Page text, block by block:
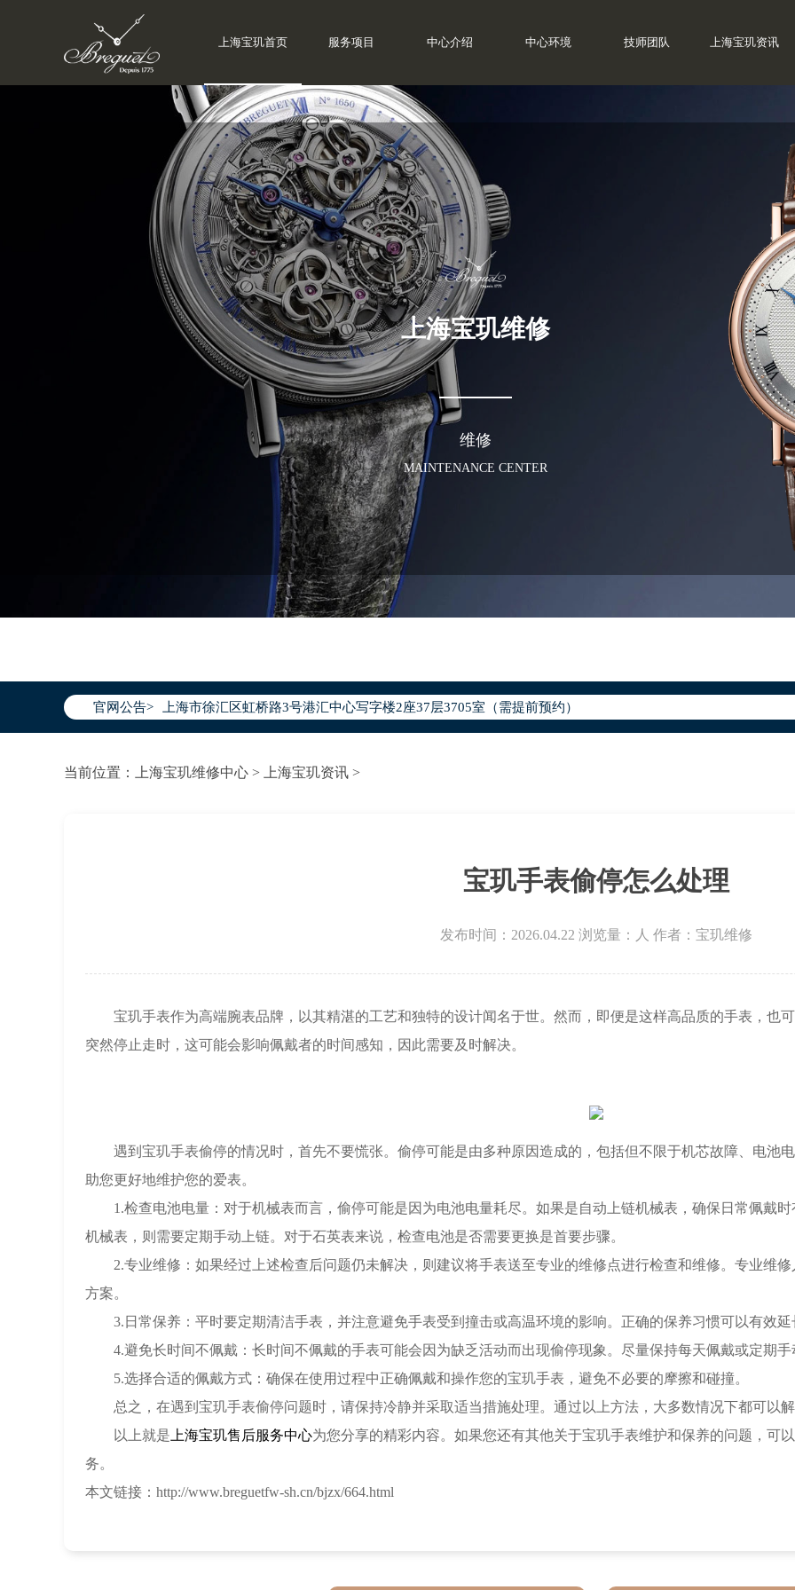
上海宝玑首页 服务项目 中心介绍 中心环境 技师团队 上海宝玑资讯
上海宝玑维修
维修
MAINTENANCE CENTER
官网公告>
2026年7月宝玑售后服务中心最新网点地址：
上海市徐汇区虹桥路3号港汇中心写字楼2座37层3705室（需提前预约）
上海市黄浦区南京东路299号宏伊国际广场写字楼8层806室（需提前预约）
上海市徐汇区虹桥路3号港汇中心2座37层3705室宝玑售后服务中心（需提前预约）
当前位置： 上海宝玑维修中心 > 上海宝玑资讯 >
宝玑手表偷停怎么处理
发布时间：2026.04.22 浏览量： 人 作者：宝玑维修
宝玑手表作为高端腕表品牌，以其精湛的工艺和独特的设计闻名于世。然而，即便是这样高品质的手表，也
突然停止走时，这可能会影响佩戴者的时间感知，因此需要及时解决。
遇到宝玑手表偷停的情况时，首先不要慌张。偷停可能是由多种原因造成的，包括但不限于机芯故障、电池
助您更好地维护您的爱表。
1.检查电池电量：对于机械表而言，偷停可能是因为电池电量耗尽。如果是自动上链机械表，确保日常佩戴
机械表，则需要定期手动上链。对于石英表来说，检查电池是否需要更换是首要步骤。
2.专业维修：如果经过上述检查后问题仍未解决，则建议将手表送至专业的维修点进行检查和维修。专业维
方案。
3.日常保养：平时要定期清洁手表，并注意避免手表受到撞击或高温环境的影响。正确的保养习惯可以有效延
4.避免长时间不佩戴：长时间不佩戴的手表可能会因为缺乏活动而出现偷停现象。尽量保持每天佩戴或定期手
5.选择合适的佩戴方式：确保在使用过程中正确佩戴和操作您的宝玑手表，避免不必要的摩擦和碰撞。
总之，在遇到宝玑手表偷停问题时，请保持冷静并采取适当措施处理。通过以上方法，大多数情况下都可以
以上就是 上海宝玑售后服务中心为您分享的精彩内容。如果您还有其他关于宝玑手表维护和保养的问题，可
务。
本文链接：http://www.breguetfw-sh.cn/bjzx/664.html